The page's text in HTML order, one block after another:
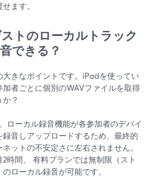
ます。
トのローカルトラック
できる？
大きなポイントです。iPadを使ってい
加者ごとに個別のWAVファイルを取得
？
ローカル録音機能が各参加者のデバイ
録音しアップロードするため、最終的
ットの不安定さに左右されません。
時間、 有料プランでは無制限（スト
ローカル録音が可能です。